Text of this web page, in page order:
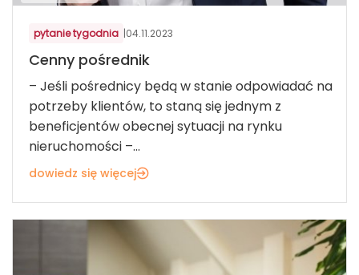
pytanie tygodnia |04.11.2023
Cenny pośrednik
– Jeśli pośrednicy będą w stanie odpowiadać na
potrzeby klientów, to staną się jednym z
beneficjentów obecnej sytuacji na rynku
nieruchomości –...
dowiedz się więcej